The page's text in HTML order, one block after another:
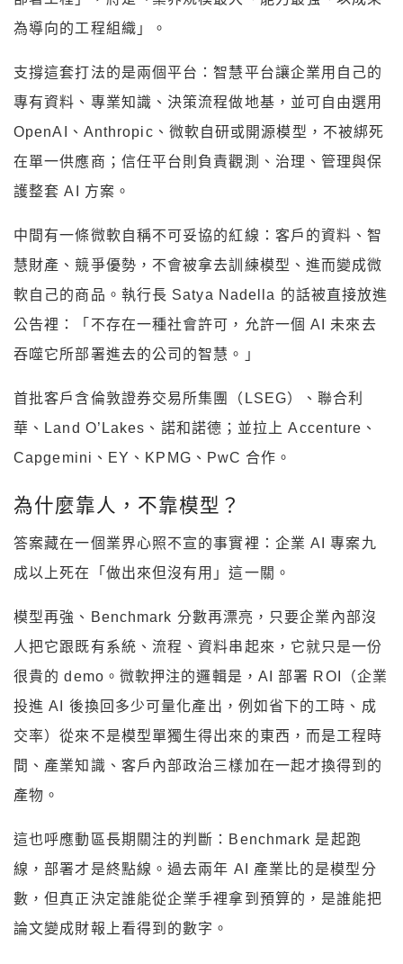
為導向的工程組織」。
支撐這套打法的是兩個平台：智慧平台讓企業用自己的
專有資料、專業知識、決策流程做地基，並可自由選用
OpenAI、Anthropic、微軟自研或開源模型，不被綁死
在單一供應商；信任平台則負責觀測、治理、管理與保
護整套 AI 方案。
中間有一條微軟自稱不可妥協的紅線：客戶的資料、智
慧財產、競爭優勢，不會被拿去訓練模型、進而變成微
軟自己的商品。執行長 Satya Nadella 的話被直接放進
公告裡：「不存在一種社會許可，允許一個 AI 未來去
吞噬它所部署進去的公司的智慧。」
首批客戶含倫敦證券交易所集團（LSEG）、聯合利
華、Land O’Lakes、諾和諾德；並拉上 Accenture、
Capgemini、EY、KPMG、PwC 合作。
為什麼靠人，不靠模型？
答案藏在一個業界心照不宣的事實裡：企業 AI 專案九
成以上死在「做出來但沒有用」這一關。
模型再強、Benchmark 分數再漂亮，只要企業內部沒
人把它跟既有系統、流程、資料串起來，它就只是一份
很貴的 demo。微軟押注的邏輯是，AI 部署 ROI（企業
投進 AI 後換回多少可量化產出，例如省下的工時、成
交率）從來不是模型單獨生得出來的東西，而是工程時
間、產業知識、客戶內部政治三樣加在一起才換得到的
產物。
這也呼應動區長期關注的判斷：Benchmark 是起跑
線，部署才是終點線。過去兩年 AI 產業比的是模型分
數，但真正決定誰能從企業手裡拿到預算的，是誰能把
論文變成財報上看得到的數字。